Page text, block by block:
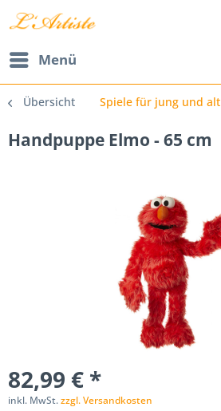
Menü
Übersicht Spiele für jung und alt
Handpuppe Elmo - 65 cm
82,99 € *
inkl. MwSt.zzgl. Versandkosten